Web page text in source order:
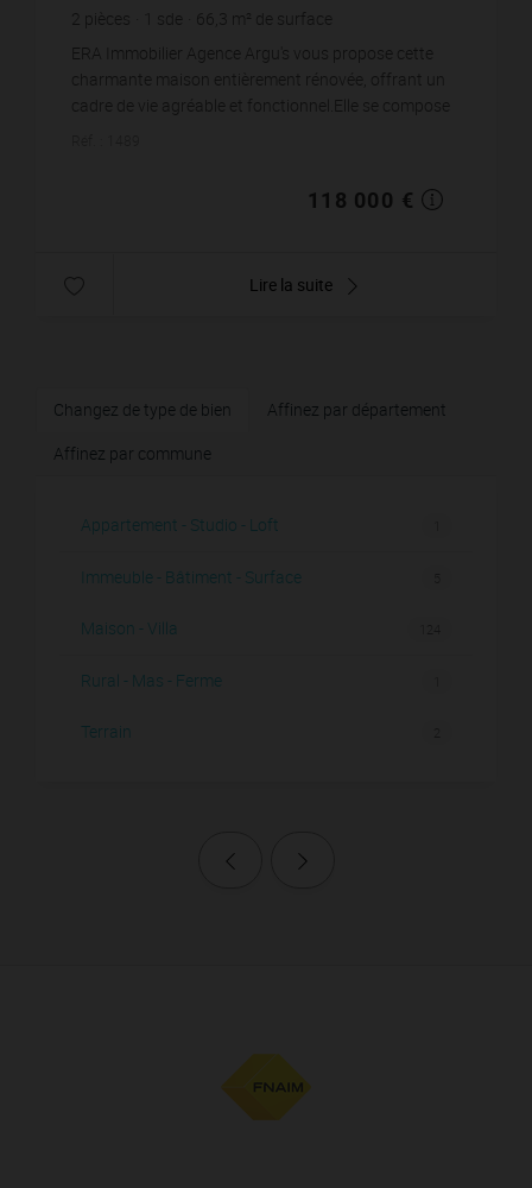
2 pièces sde 66,3 m² de surface
1 443
m² de terrain 1 779,79 €
ERA Immobilier Agence Argu's vous propose cette
charmante maison entièrement rénovée, offrant un
cadre de vie agréable et fonctionnel.Elle se compose
118 000 €
Lire la suite
Changez de type de bien
Affinez par département
Affinez par commune
Appartement - Studio - Loft
Immeuble - Bâtiment - Surface
Maison - Villa
Rural - Mas - Ferme
Terrain
Page précédente